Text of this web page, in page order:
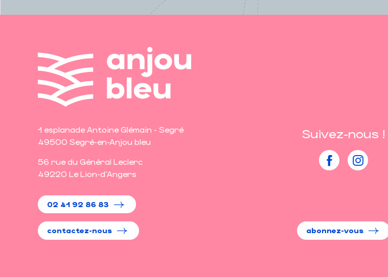
1 esplanade Antoine Glémain - Segré
49500 Segré-en-Anjou bleu
56 rue du Général Leclerc
49220 Le Lion-d'Angers
02 41 92 86 83
contactez-nous
Suivez-nous !
abonnez-vous